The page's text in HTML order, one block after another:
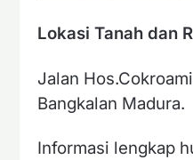
Lokasi Tanah dan
Jalan
Bangkalan Madura.
Informasi lengkap